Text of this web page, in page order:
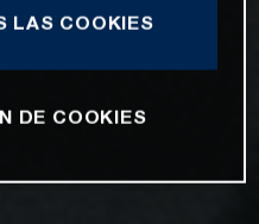
LAS COOKIES
DE COOKIES